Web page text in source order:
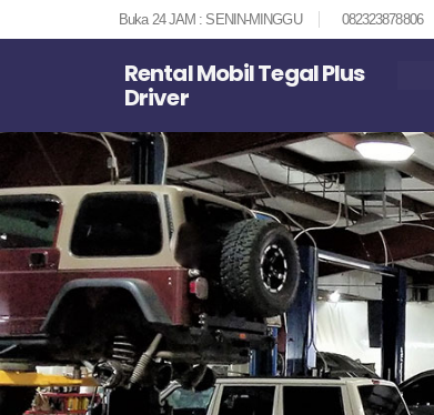
Buka 24 JAM : SENIN-MINGGU 082323878806
Rental Mobil Tegal Plus
Driver